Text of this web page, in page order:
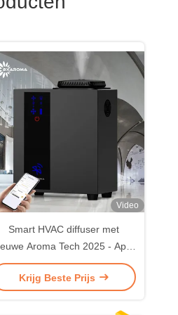
Video
Smart HVAC diffuser met
Aroma Tech 2025 - App-
gecontroleerde luchtstroom
essentiële olie diffuser combo
Krijg Beste Prijs